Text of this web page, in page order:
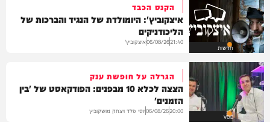
חדשות
הקנס הכבד
איצקוביץ': היומולדת של הנגיד והברכות של
הליכודניקים
21:40
06/08/26איצקוביץ'
VOD
הגרלה על חופשת ענק
הצצה לכלא 10 מבפנים: הפודקאסט של 'בין
הזמנים'
20:00
06/08/26יוסי פלד ויצחק מושקוביץ